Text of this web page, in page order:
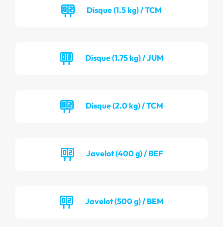
Disque (1.5 kg) / TCM
Disque (1.75 kg) / JUM
Disque (2.0 kg) / TCM
Javelot (400 g) / BEF
Javelot (500 g) / BEM